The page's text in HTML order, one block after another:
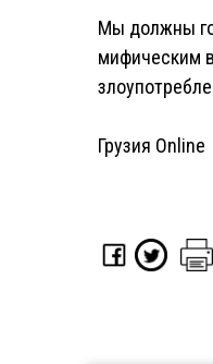
Мы должны
мифическим
Грузия Online